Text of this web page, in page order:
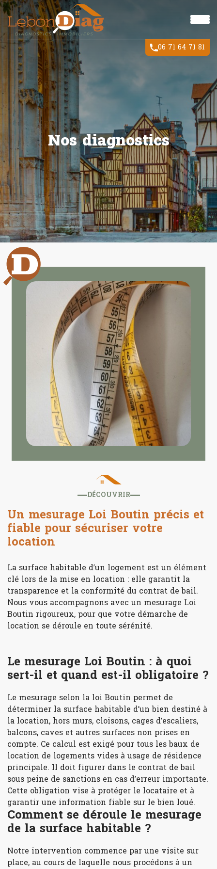
06 71 64 71 81
Nos diagnostics
DÉCOUVRIR
Un mesurage Loi Boutin précis et
fiable pour sécuriser votre
location
La surface habitable d’un logement est un élément
clé lors de la mise en location : elle garantit la
transparence et la conformité du contrat de bail.
Nous vous accompagnons avec un mesurage Loi
Boutin rigoureux, pour que votre démarche de
location se déroule en toute sérénité.
Le mesurage Loi Boutin : à quoi
sert-il et quand est-il obligatoire ?
Le mesurage selon la loi Boutin permet de
déterminer la surface habitable d’un bien destiné à
la location, hors murs, cloisons, cages d’escaliers,
balcons, caves et autres surfaces non prises en
compte. Ce calcul est exigé pour tous les baux de
location de logements vides à usage de résidence
principale. Il doit figurer dans le contrat de bail
sous peine de sanctions en cas d’erreur importante.
Cette obligation vise à protéger le locataire et à
garantir une information fiable sur le bien loué.
Comment se déroule le mesurage
de la surface habitable ?
Notre intervention commence par une visite sur
place, au cours de laquelle nous procédons à un